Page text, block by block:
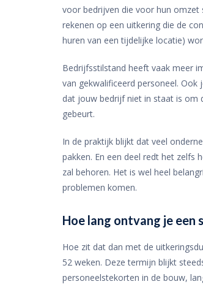
voor bedrijven die voor hun omzet
rekenen op een uitkering die de
huren van een tijdelijke locatie)
Bedrijfsstilstand heeft vaak meer
van gekwalificeerd personeel.
dat jouw bedrijf niet in staat is om
gebeurt.
In de praktijk blijkt dat veel
pakken. En een deel redt het zelfs
zal behoren. Het is wel heel
problemen komen.
Hoe lang ontvang je een
Hoe zit dat dan met de
52 weken. Deze termijn blijkt
personeelstekorten in de bouw,